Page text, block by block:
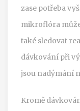
zase potřeba
mikroflóra
také sledovat
dávkování při
jsou nadýmání
Kromě